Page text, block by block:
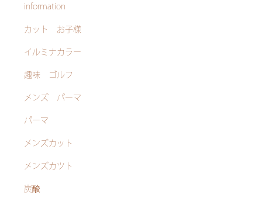
information
カット お子様
イルミナカラー
趣味 ゴルフ
メンズ パーマ
パーマ
メンズカット
メンズカツト
炭酸